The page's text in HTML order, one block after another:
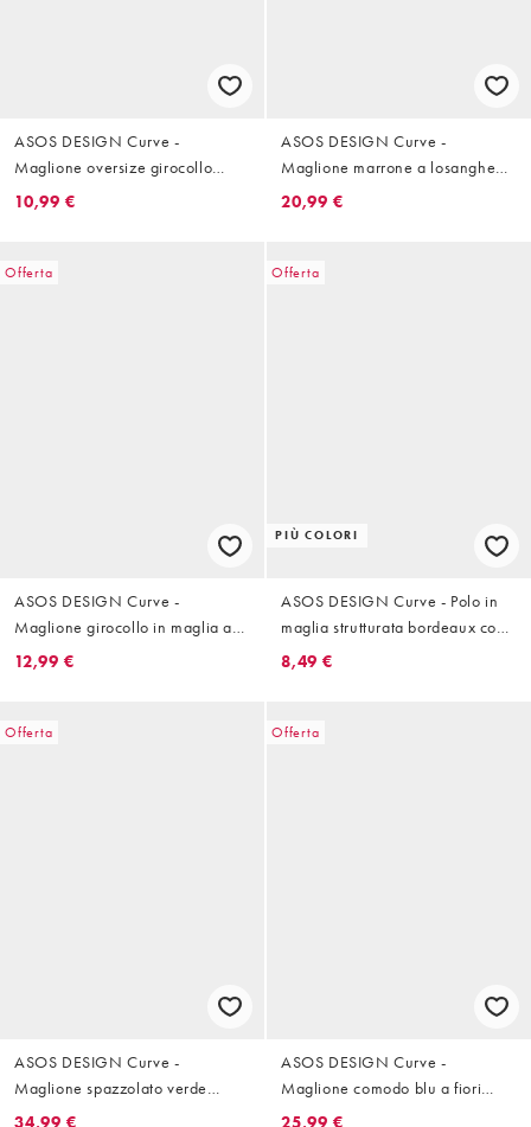
ASOS DESIGN Curve -
Maglione oversize girocollo
viola con fondo arrotondato
10,99 €
ASOS DESIGN Curve -
Maglione marrone a losanghe
con scollo decorato
20,99 €
Offerta
ASOS DESIGN Curve -
Maglione girocollo in maglia a
trecce color crema con frange
12,99 €
Offerta
PIÙ COLORI
ASOS DESIGN Curve - Polo in
maglia strutturata bordeaux con
scollo a V
8,49 €
Offerta
ASOS DESIGN Curve -
Maglione spazzolato verde
salvia con stampa a fiori
34,99 €
Offerta
ASOS DESIGN Curve -
Maglione comodo blu a fiori
sfocati
25,99 €